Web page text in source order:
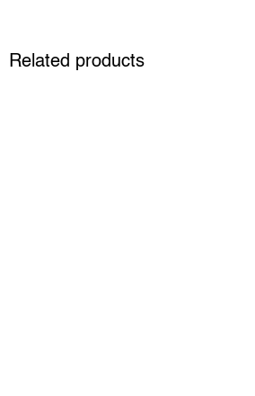
Related products